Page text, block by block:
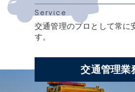
Service
交通管理のプロとして常に
す。
交通管理業